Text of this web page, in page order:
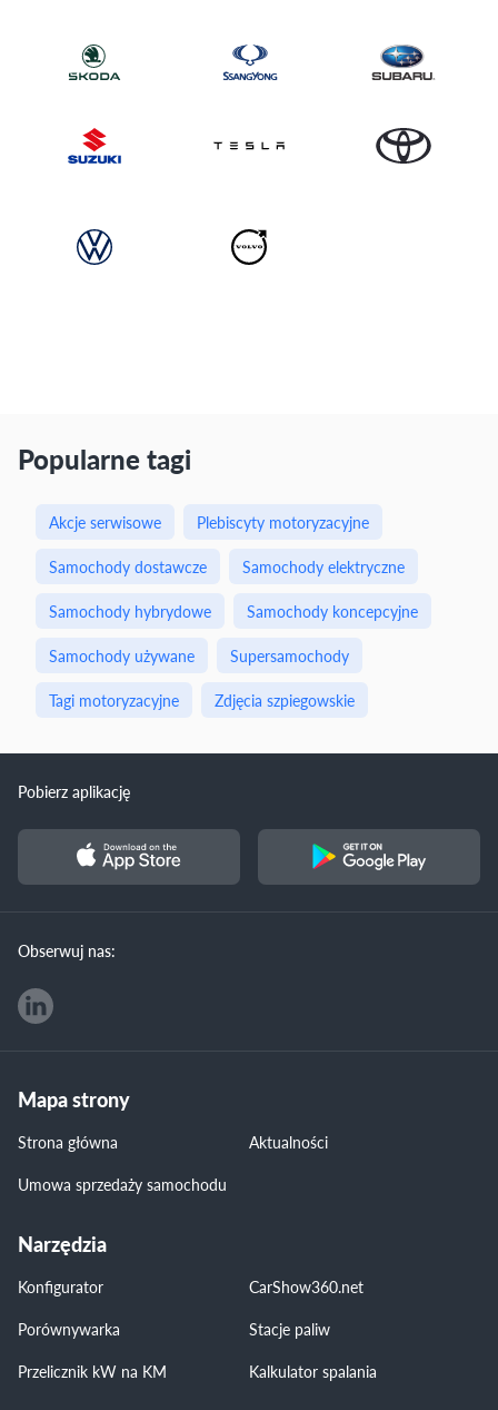
Popularne tagi
Akcje serwisowe
Plebiscyty motoryzacyjne
Samochody dostawcze
Samochody elektryczne
Samochody hybrydowe
Samochody koncepcyjne
Samochody używane
Supersamochody
Tagi motoryzacyjne
Zdjęcia szpiegowskie
Pobierz aplikację
Obserwuj nas:
Mapa strony
Strona główna
Aktualności
Umowa sprzedaży samochodu
Narzędzia
Konfigurator
CarShow360.net
Porównywarka
Stacje paliw
Przelicznik kW na KM
Kalkulator spalania